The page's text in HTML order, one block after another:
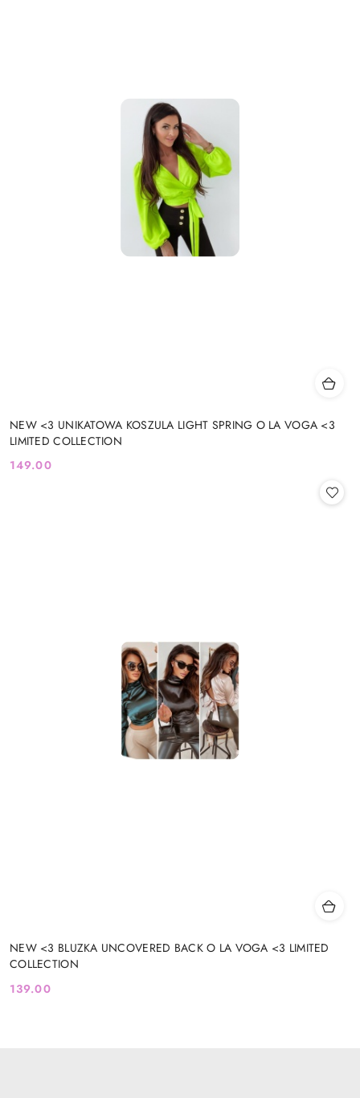
NEW <3 UNIKATOWA KOSZULA LIGHT SPRING O LA VOGA <3
LIMITED COLLECTION
Cena:
149.00
NEW <3 BLUZKA UNCOVERED BACK O LA VOGA <3 LIMITED
COLLECTION
Cena:
139.00